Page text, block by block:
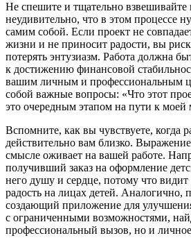
Не спешите и тщательно взвешивайте
неудивительно, что в этом процессе
самим собой. Если проект не
жизни и не приносит радости, вы
потерять энтузиазм. Работа должна
к достижению финансовой
вашим личным и профессиональным
собой важные вопросы: «Что этот
это очередным этапом на пути к моей
Вспомните, как вы чувствуете, когда
действительно вам близко.
смысле оживает на вашей работе.
получивший заказ на оформление
него душу и сердце, потому что
радость на лицах детей. Аналогично,
создающий приложение для
с ограниченными возможностями,
профессиональный вызов, но и